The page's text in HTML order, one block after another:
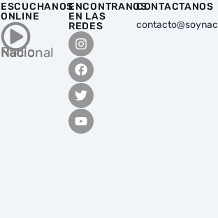
ESCUCHANOS
ONLINE
Radio Nacional
ENCONTRANOS
EN LAS
REDES
CONTACTANOS